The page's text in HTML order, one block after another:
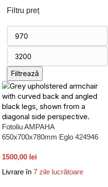
Filtru preț
Filtrează
Fotoliu AMPAHA
650x700x780mm Eglo 424946
1500,00 lei
Livrare în 7 zile lucrătoare